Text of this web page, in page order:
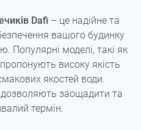
Dafi – це надійне та
вашого будинку
Популярні моделі, такі як
високу якість
якостей води.
дозволяють заощадити та
термін.